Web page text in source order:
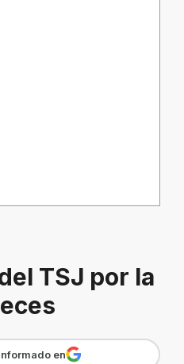
TSJ por la
en